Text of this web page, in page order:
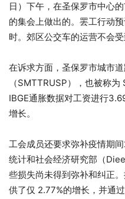
日）下午，在圣保罗市中心
的集会上做出的。罢工行动
时。郊区公交车的运营不会受
在诉求方面，圣保罗市城市
（SMTTRUSP），也被称
IBGE通胀数据对工资进行
增长。
工会成员还要求弥补疫情期
统计和社会经济研究部（
些损失尚未得到弥补和纠正
供了仅 2.77%的增长，并通